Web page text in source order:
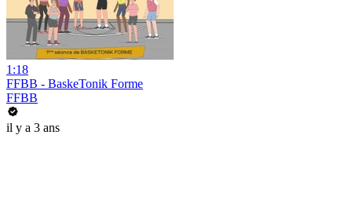
1:18
FFBB - BaskeTonik Forme
FFBB
il y a 3 ans